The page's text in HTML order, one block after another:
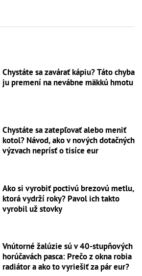
Chystáte sa zavárať kápiu? Táto chyba
ju premení na nevábne mäkkú hmotu
Chystáte sa zatepľovať alebo meniť
kotol? Návod, ako v nových dotačných
výzvach neprísť o tisíce eur
Ako si vyrobiť poctivú brezovú metlu,
ktorá vydrží roky? Pavol ich takto
vyrobil už stovky
Vnútorné žalúzie sú v 40-stupňových
horúčavách pasca: Prečo z okna robia
radiátor a ako to vyriešiť za pár eur?